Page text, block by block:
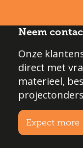
Neem
Onze
direct met
materieel,
Expect more